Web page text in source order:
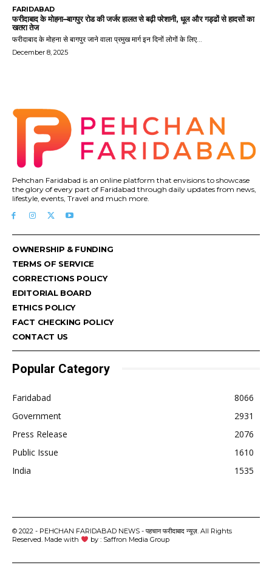
FARIDABAD
फरीदाबाद के मोहना–बागपुर रोड की जर्जर हालत से बढ़ी परेशानी, धूल और गड्ढों से हादसों का
खतरा तेज
फरीदाबाद के मोहना से बागपुर जाने वाला प्रमुख मार्ग इन दिनों लोगों के लिए...
December 8, 2025
Pehchan Faridabad is an online platform that envisions to showcase
the glory of every part of Faridabad through daily updates from news,
lifestyle, events, Travel and much more.
OWNERSHIP & FUNDING
TERMS OF SERVICE
CORRECTIONS POLICY
EDITORIAL BOARD
ETHICS POLICY
FACT CHECKING POLICY
CONTACT US
Popular Category
Faridabad
8066
Government
2931
Press Release
2076
Public Issue
1610
India
1535
© 2022 - PEHCHAN FARIDABAD NEWS - पहचान फरीदाबाद न्यूज़. All Rights
Reserved. Made with
by : Saffron Media Group